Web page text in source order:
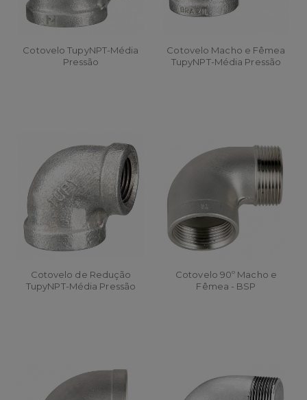
Cotovelo TupyNPT-Média
Pressão
Cotovelo Macho e Fêmea
TupyNPT-Média Pressão
Cotovelo de Redução
TupyNPT-Média Pressão
Cotovelo 90º Macho e
Fêmea - BSP